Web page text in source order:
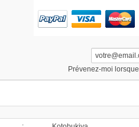
Prévenez-moi